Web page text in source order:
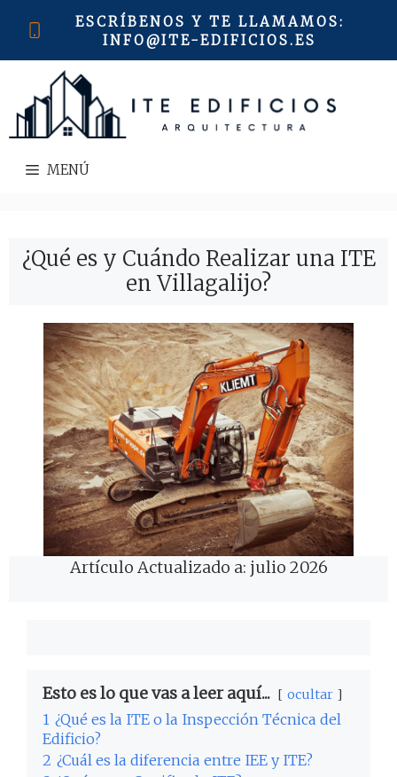
ESCRÍBENOS Y TE LLAMAMOS:
INFO@ITE-EDIFICIOS.ES
MENÚ
¿Qué es y Cuándo Realizar una ITE
en Villagalijo?
Artículo Actualizado a: julio 2026
Esto es lo que vas a leer aquí... ocultar
1 ¿Qué es la ITE o la Inspección Técnica del
Edificio?
2 ¿Cuál es la diferencia entre IEE y ITE?